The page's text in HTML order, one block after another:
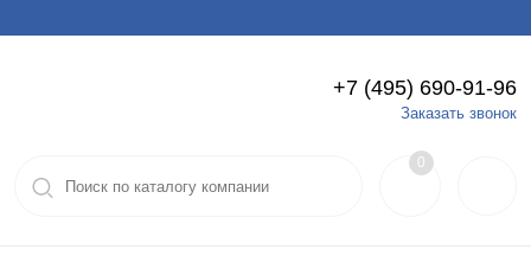
Вход Регистрация
+7 (495) 690-91-96
Заказать звонок
0